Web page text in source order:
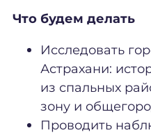
Что будем делать
Исследовать
Астрахани:
из спальных
зону и
Проводить